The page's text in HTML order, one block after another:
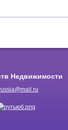
Недвижимости